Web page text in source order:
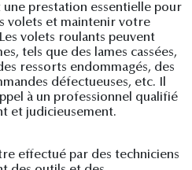
une prestation essentielle pour
volets et maintenir votre
volets roulants peuvent
tels que des lames cassées,
ressorts endommagés, des
défectueuses, etc. Il
à un professionnel qualifié
et judicieusement.
effectué par des techniciens